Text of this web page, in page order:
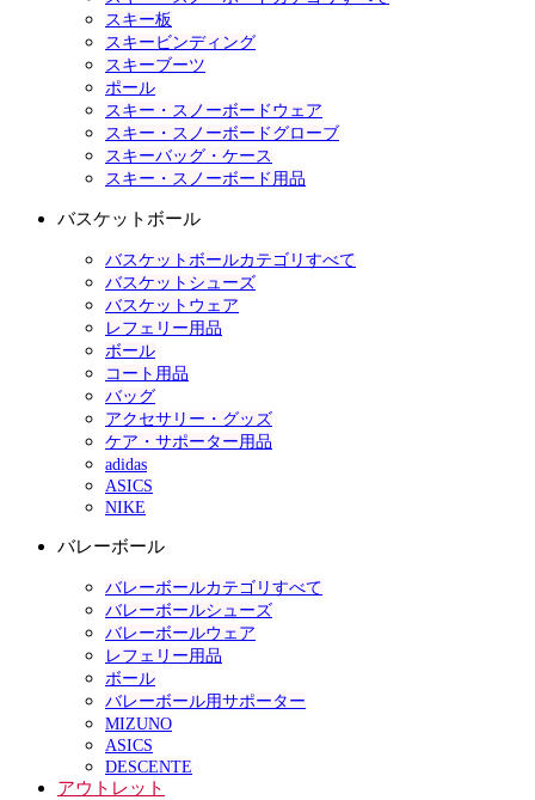
スキー板
スキービンディング
スキーブーツ
ポール
スキー・スノーボードウェア
スキー・スノーボードグローブ
スキーバッグ・ケース
スキー・スノーボード用品
バスケットボール
バスケットボールカテゴリすべて
バスケットシューズ
バスケットウェア
レフェリー用品
ボール
コート用品
バッグ
アクセサリー・グッズ
ケア・サポーター用品
adidas
ASICS
NIKE
バレーボール
バレーボールカテゴリすべて
バレーボールシューズ
バレーボールウェア
レフェリー用品
ボール
バレーボール用サポーター
MIZUNO
ASICS
DESCENTE
アウトレット